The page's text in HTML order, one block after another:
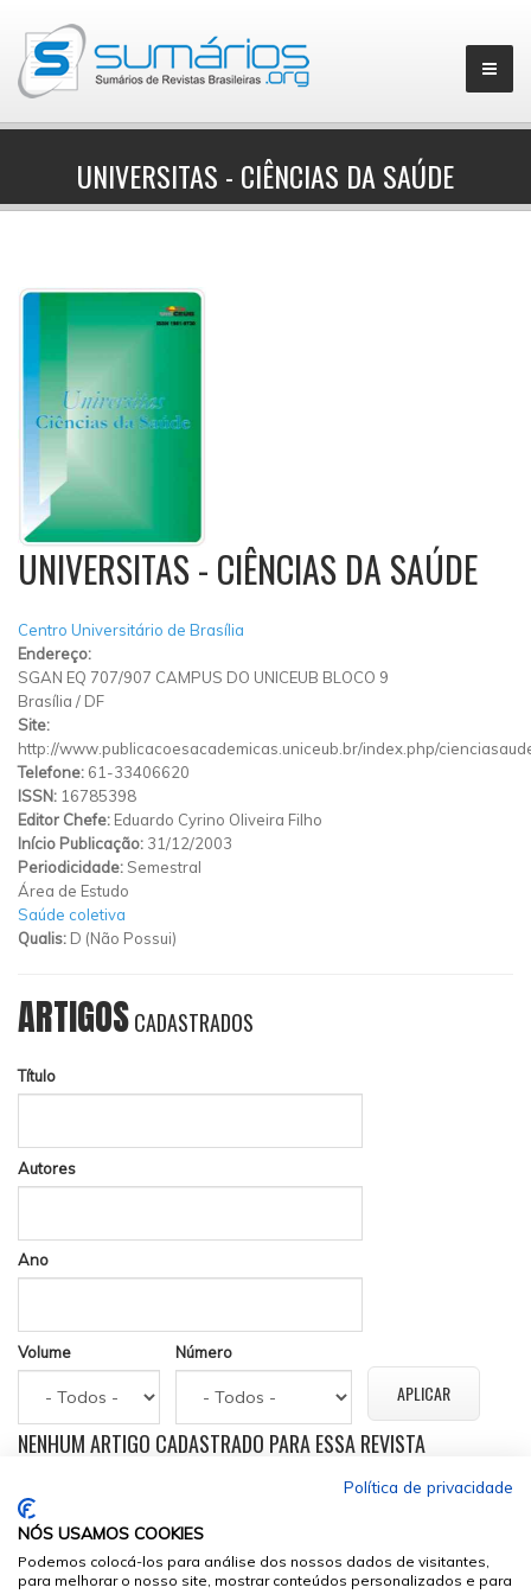
▼
UNIVERSITAS - CIÊNCIAS DA SAÚDE
UNIVERSITAS - CIÊNCIAS DA SAÚDE
Centro Universitário de Brasília
Endereço:
SGAN EQ 707/907 CAMPUS DO UNICEUB BLOCO 9
Brasília / DF
Site:
http://www.publicacoesacademicas.uniceub.br/index.php/
Telefone: 61-33406620
ISSN: 16785398
Editor Chefe: Eduardo Cyrino Oliveira Filho
Início Publicação: 31/12/2003
Periodicidade: Semestral
Área de Estudo
Saúde coletiva
Qualis: D (Não Possui)
ARTIGOSCADASTRADOS
Título
Autores
Ano
Volume Número
NENHUM ARTIGO CADASTRADO PARA ESSA REVISTA
Política de privacidade
NÓS USAMOS COOKIES
Podemos colocá-los para análise dos nossos dados de visitantes,
para melhorar o nosso site, mostrar conteúdos personalizados e para